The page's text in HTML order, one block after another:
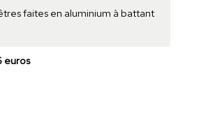
faites en aluminium à battant
euros